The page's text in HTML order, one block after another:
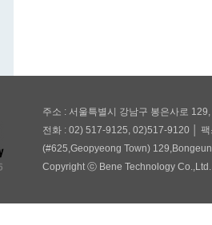
주소 : 서울특별시 강남구 봉은사로
전화 : 02) 517-9125, 02)517-9120 │
(#625,Geopyeong Town)
Copyright ⓒ Bene Technology